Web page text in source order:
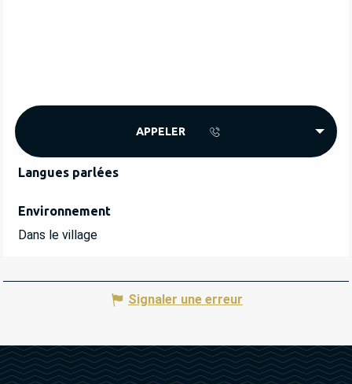
APPELER
Langues parlées
Langues parlées
Environnement
Environnement
Dans le village
Signaler une erreur